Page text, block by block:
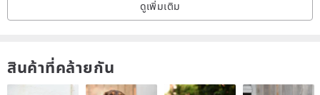
ดูเพิ่มเติม
สินค้าที่คล้ายกัน